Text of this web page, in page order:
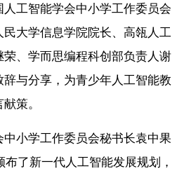
人工智能学会中小学工作委员会
大学信息学院院长、高瓴人工
、学而思编程科创部负责人谢
与分享，为青少年人工智能教
策。
中小学工作委员会秘书长袁中果
了新一代人工智能发展规划，